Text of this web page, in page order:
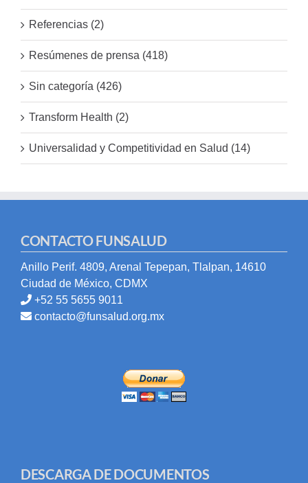
Referencias (2)
Resúmenes de prensa (418)
Sin categoría (426)
Transform Health (2)
Universalidad y Competitividad en Salud (14)
CONTACTO FUNSALUD
Anillo Perif. 4809, Arenal Tepepan, Tlalpan, 14610
Ciudad de México, CDMX
+52 55 5655 9011
contacto@funsalud.org.mx
DESCARGA DE DOCUMENTOS